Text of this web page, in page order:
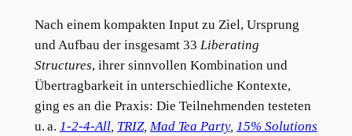
Nach einem kompakten Input zu Ziel, Ursprung
und Aufbau der insgesamt 33 Liberating
Structures, ihrer sinnvollen Kombination und
Übertragbarkeit in unterschiedliche Kontexte,
ging es an die Praxis: Die Teilnehmenden testeten
u. a. 1-2-4-All, TRIZ, Mad Tea Party, 15% Solutions